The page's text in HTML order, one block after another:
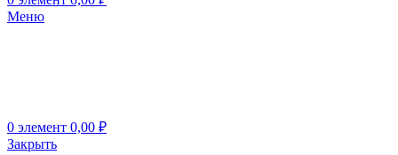
Меню
0 элемент 0,00 ₽
Закрыть